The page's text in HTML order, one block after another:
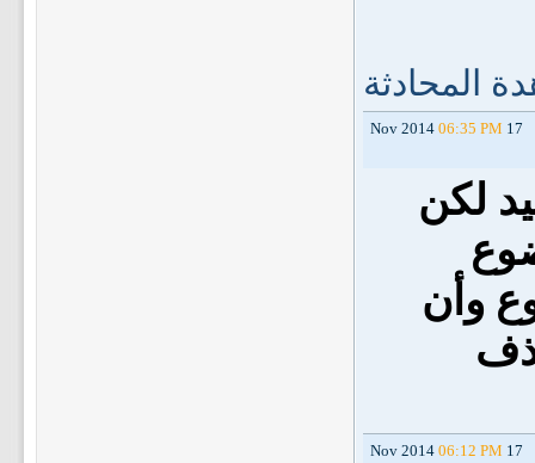
المحادثة
17 Nov 2014
06:35 PM
لكن
وأن
17 Nov 2014
06:12 PM